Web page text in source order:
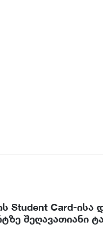
Student Card-
შეღავათიანი